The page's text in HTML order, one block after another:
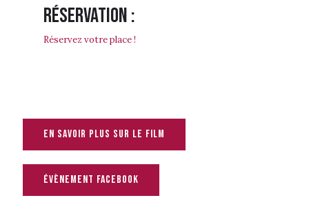
Réservation :
Réservez votre place !
En savoir plus sur le film
évènement facebook